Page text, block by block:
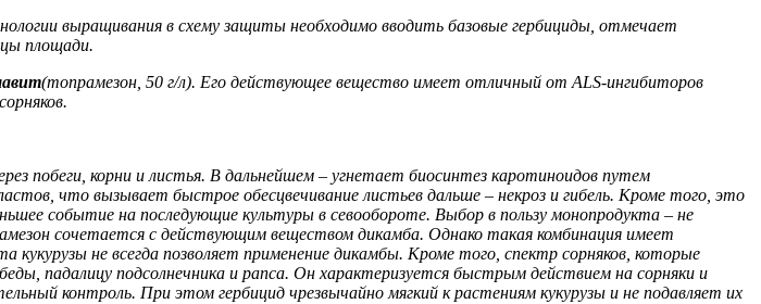
выращивания в схему защиты необходимо вводить базовые гербициды, отмечает
площади.
(топрамезон, 50 г/л). Его действующее вещество имеет отличный от ALS-ингибиторов
побеги, корни и листья. В дальнейшем – угнетает биосинтез каротиноидов путем
что вызывает быстрое обесцвечивание листьев дальше – некроз и гибель. Кроме того, это
событие на последующие культуры в севообороте. Выбор в пользу монопродукта – не
сочетается с действующим веществом дикамба. Однако такая комбинация имеет
не всегда позволяет применение дикамбы. Кроме того, спектр сорняков, которые
падалицу подсолнечника и рапса. Он характеризуется быстрым действием на сорняки и
контроль. При этом гербицид чрезвычайно мягкий к растениям кукурузы и не подавляет их